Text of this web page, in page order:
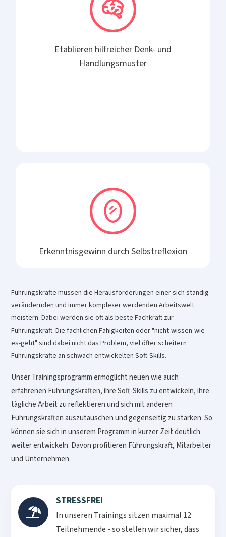
Etablieren hilfreicher Denk- und
Handlungsmuster
Erkenntnisgewinn durch Selbstreflexion
Führungskräfte müssen die Herausforderungen einer sich ständig
verändernden und immer komplexer werdenden Arbeitswelt
meistern. Dabei werden sie oft als beste Fachkraft zur
Führungskraft. Die fachlichen Fähigkeiten oder "nicht-wissen-wie-
es-geht" sind dabei nicht das Problem, viel öfter scheitern
Führungskräfte an schwach entwickelten Soft-Skills.
Unser Trainingsprogramm ermöglicht neuen wie auch
erfahrenen Führungskräften, ihre Soft-Skills zu entwickeln, ihre
tägliche Arbeit zu reflektieren und sich mit anderen
Führungskräften auszutauschen und gegenseitig zu stärken. So
können sie sich in unserem Programm in kurzer Zeit deutlich
weiter entwickeln. Davon profitieren Führungskraft, Mitarbeiter
und Unternehmen.
STRESSFREI
In unseren Trainings sitzen maximal 12
Teilnehmende - so stellen wir sicher, dass